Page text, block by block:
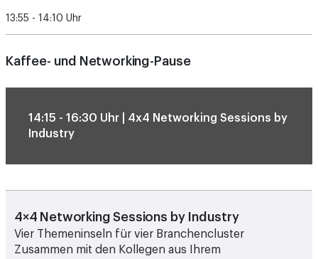
13:55 - 14:10 Uhr
Kaffee- und Networking-Pause
14:15 - 16:30 Uhr | 4x4 Networking Sessions by
Industry
4×4 Networking Sessions by Industry
Vier Themeninseln für vier Branchencluster
Zusammen mit den Kollegen aus Ihrem